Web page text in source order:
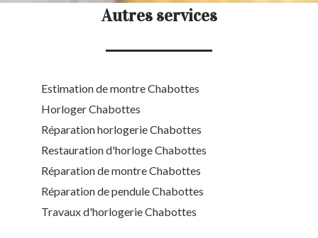
Autres services
Estimation de montre Chabottes
Horloger Chabottes
Réparation horlogerie Chabottes
Restauration d'horloge Chabottes
Réparation de montre Chabottes
Réparation de pendule Chabottes
Travaux d'horlogerie Chabottes